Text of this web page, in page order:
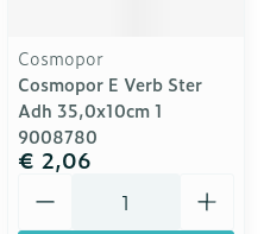
Cosmopor
Cosmopor E Verb Ster
Adh 35,0x10cm 1
9008780
€ 2,06